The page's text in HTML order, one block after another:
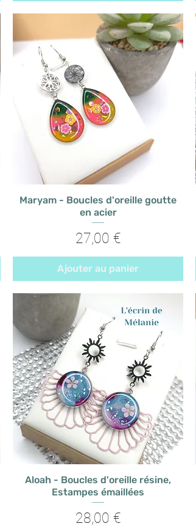
Maryam - Boucles d'oreille goutte
en acier
Prix
27,00 €
Ajouter au panier
Aloah - Boucles d'oreille résine,
Estampes émaillées
Prix
28,00 €